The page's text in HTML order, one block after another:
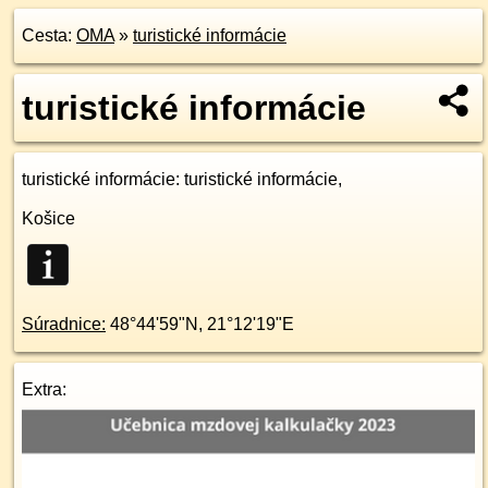
Cesta: OMA» turistické informácie
turistické informácie
turistické informácie: turistické informácie,
Košice
Súradnice: 48°44'59"N , 21°12'19"E
Extra: